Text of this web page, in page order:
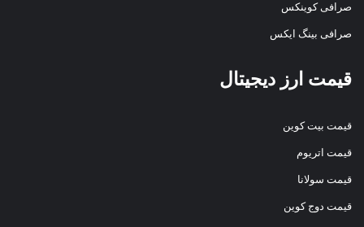
صرافی کوینکس
صرافی بینگ ایکس
قیمت ارز دیجیتال
قیمت بیت کوین
قیمت اتریوم
قیمت سولانا
قیمت دوج کوین